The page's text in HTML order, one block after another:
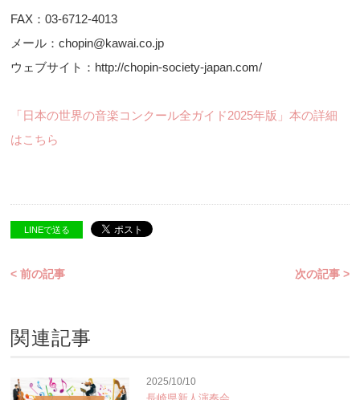
FAX：03-6712-4013
メール：chopin@kawai.co.jp
ウェブサイト：http://chopin-society-japan.com/
「日本の世界の音楽コンクール全ガイド2025年版」本の詳細
はこちら
LINEで送る
< 前の記事 次の記事 >
関連記事
2025/10/10